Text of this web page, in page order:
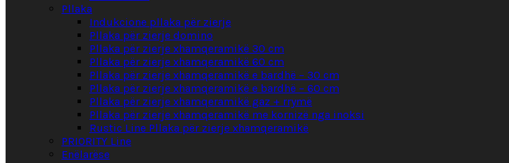
Pllaka
Indukcione pllaka për zierje
Pllaka për zierje domino
Pllaka për zierje xhamqeramikë 30 cm
Pllaka për zierje xhamqeramikë 60 cm
Pllaka për zierje xhamqeramikë e bardhë – 30 cm
Pllaka për zierje xhamqeramikë e bardhë – 60 cm
Pllaka për zierje xhamqeramikë gaz + rrymë
Pllaka për zierje xhamqeramikë me kornizë nga inoksi
Rustic Line Pllaka për zierje xhamqeramikë
PRIORITY Line
Enëlarëse